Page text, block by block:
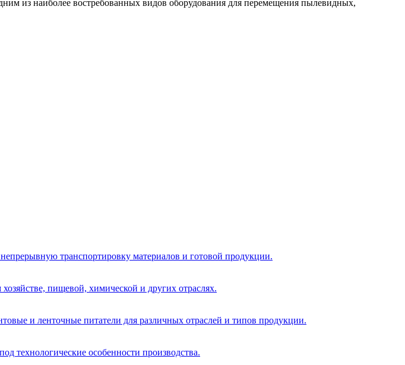
из наиболее востребованных видов оборудования для перемещения пылевидных,
транспортировку материалов и готовой продукции.
пищевой, химической и других отраслях.
и ленточные питатели для различных отраслей и типов продукции.
технологические особенности производства.